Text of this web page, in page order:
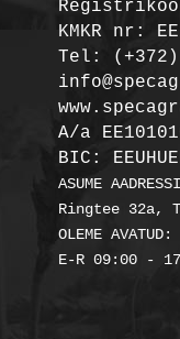
KMKR nr:
Tel: (+372)
A/a
BIC:
ASUME
Ringtee 32a,
OLEME AVATUD: